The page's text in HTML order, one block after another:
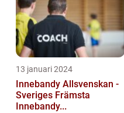
13 januari 2024
Innebandy Allsvenskan -
Sveriges Främsta
Innebandy...